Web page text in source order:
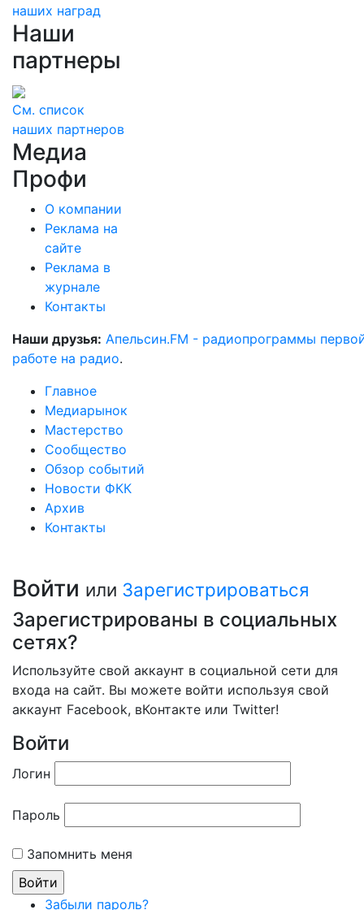
наших наград
Наши
партнеры
См. список
наших партнеров
Медиа
Профи
О компании
Реклама на
сайте
Реклама в
журнале
Контакты
Наши друзья: Апельсин.FM - радиопрограммы
работе на радио.
Главное
Медиарынок
Мастерство
Сообщество
Обзор событий
Новости ФКК
Архив
Контакты
Войти или Зарегистрироваться
Зарегистрированы в социальных
сетях?
Используйте свой аккаунт в социальной сети для
входа на сайт. Вы можете войти используя свой
аккаунт Facebook, вКонтакте или Twitter!
Войти
Логин
Пароль
Запомнить меня
Забыли пароль?